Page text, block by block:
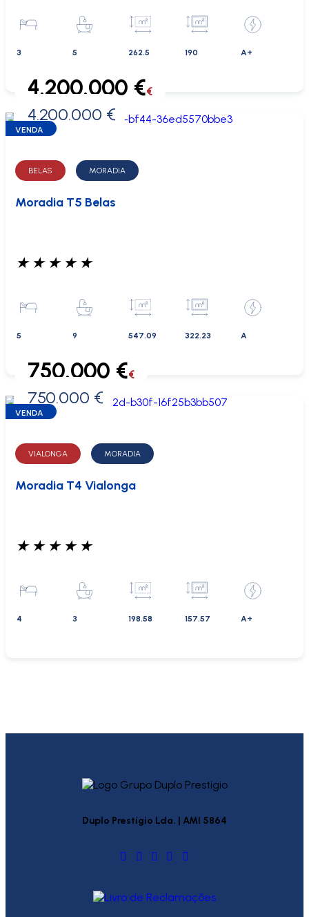
3 5 262.5 190 A+
0 €
4.200.000 €€
4.200.000 €
VENDA
BELAS MORADIA
Moradia T5 Belas
★ ★ ★ ★ ★
5 9 547.09 322.23 A
0 €
750.000 €€
750.000 €
VENDA
VIALONGA MORADIA
Moradia T4 Vialonga
★ ★ ★ ★ ★
4 3 198.58 157.57 A+
Duplo Prestígio Lda. | AMI 5864